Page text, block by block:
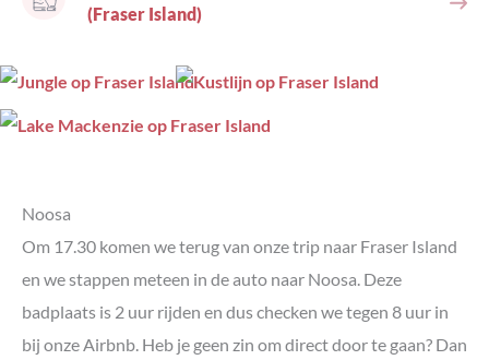
(Fraser Island)
Noosa
Om 17.30 komen we terug van onze trip naar Fraser Island
en we stappen meteen in de auto naar Noosa. Deze
badplaats is 2 uur rijden en dus checken we tegen 8 uur in
bij onze Airbnb. Heb je geen zin om direct door te gaan? Dan